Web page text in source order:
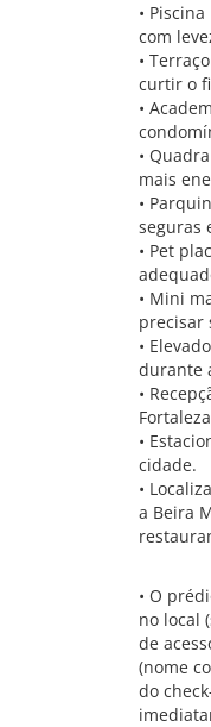
•
com
•
curtir o
•
•
mais
•
seguras
• Pet
• Mini
precisar
•
durante
•
•
cidade.
•
a Beira
• O
no local
de
(nome
do